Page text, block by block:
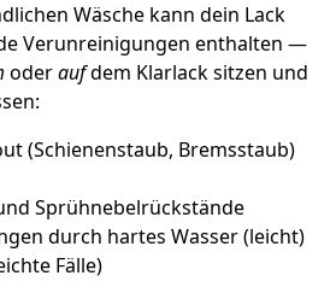
Wäsche kann dein Lack
Verunreinigungen enthalten —
oderaufdem Klarlack sitzen und
(Schienenstaub, Bremsstaub)
Sprühnebelrückstände
durch hartes Wasser (leicht)
Fälle)